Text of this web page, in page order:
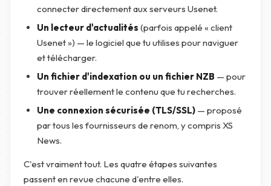
connecter directement aux serveurs Usenet.
Un lecteur d'actualités (parfois appelé « client
Usenet ») — le logiciel que tu utilises pour naviguer
et télécharger.
Un fichier d'indexation ou un fichier NZB — pour
trouver réellement le contenu que tu recherches.
Une connexion sécurisée (TLS/SSL) — proposé
par tous les fournisseurs de renom, y compris XS
News.
C'est vraiment tout. Les quatre étapes suivantes
passent en revue chacune d'entre elles.